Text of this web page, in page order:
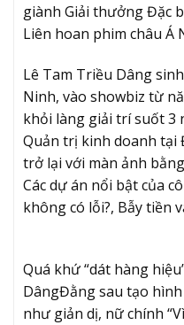
giành Giải thưởng Đặc
Liên hoan phim châu Á
Lê Tam Triều Dâng
Ninh, vào showbiz từ
khỏi làng giải trí suốt 3
Quản trị kinh doanh tại
trở lại với màn ảnh
Các dự án nổi bật của
không có lỗi?, Bẫy tiền
Quá khứ “dát hàng
DângĐằng sau tạo
như giản dị, nữ chính